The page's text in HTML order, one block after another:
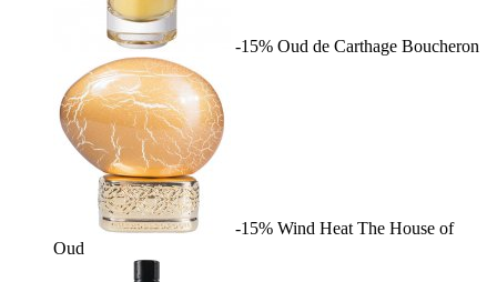
-15% Oud de Carthage Boucheron
-15% Wind Heat The House of
Oud